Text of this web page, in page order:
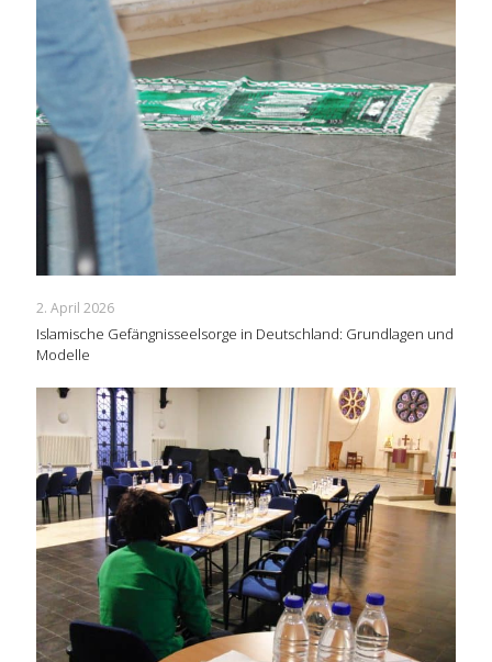
2. April 2026
Islamische Gefängnisseelsorge in Deutschland: Grundlagen und
Modelle